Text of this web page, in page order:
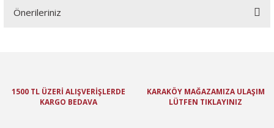
Önerileriniz
Ürün resmi kalitesiz, bozuk veya görüntülenemiyor.
1500 TL ÜZERİ ALIŞVERİŞLERDE
KARGO BEDAVA
KARAKÖY MAĞAZAMIZA ULAŞIM
LÜTFEN TIKLAYINIZ